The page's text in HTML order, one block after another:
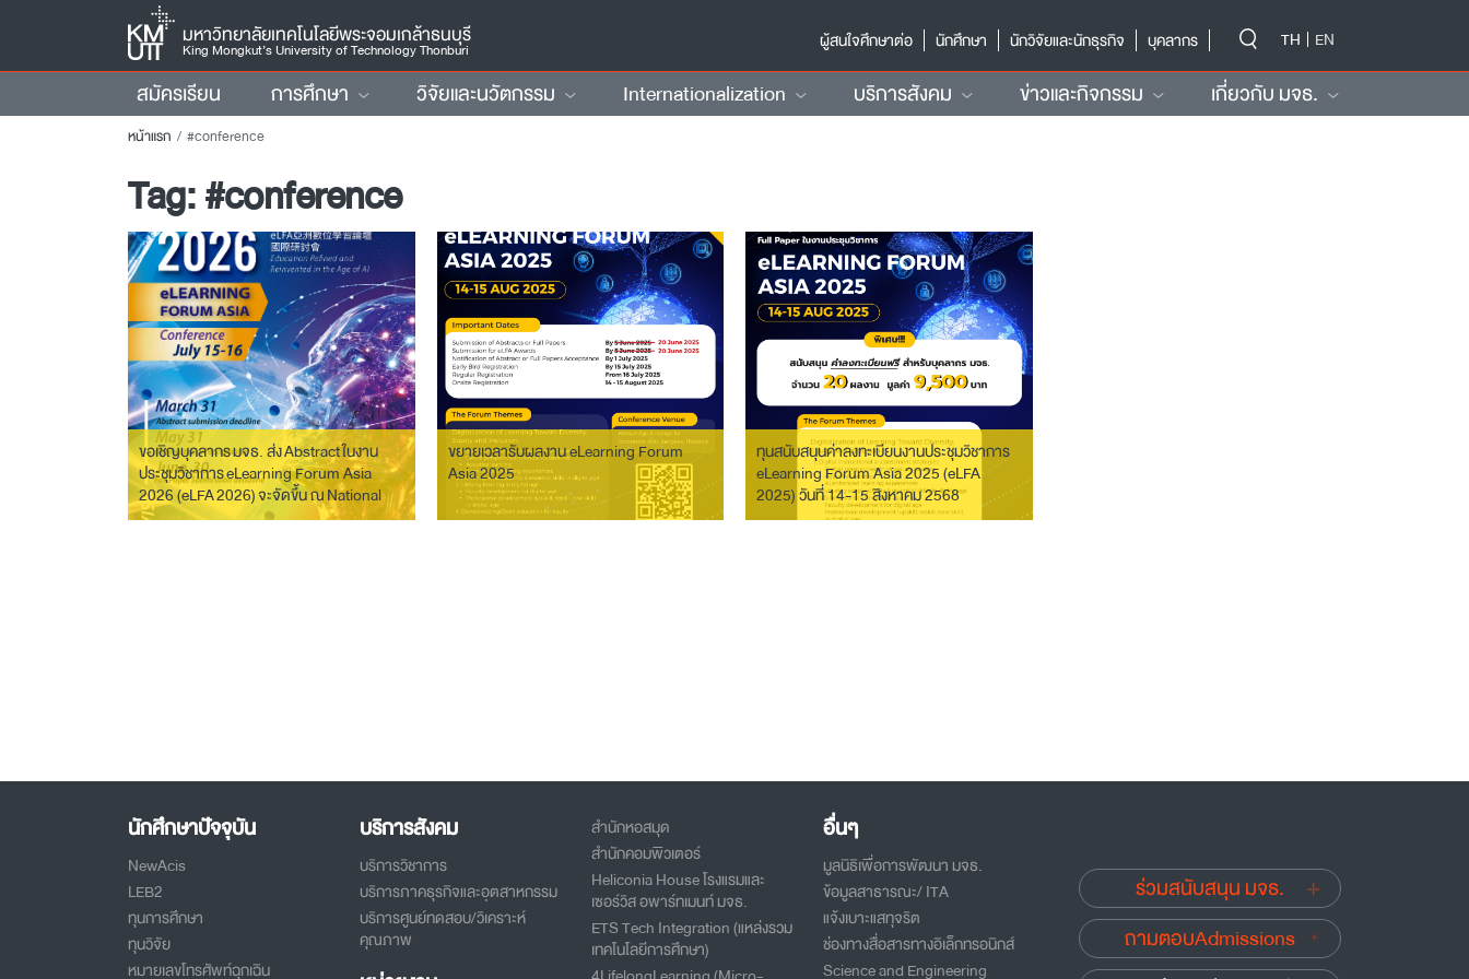
มหาวิทยาลัยเทคโนโลยีพระจอมเกล้าธนบุรี
King Mongkut’s University of Technology Thonburi
ผู้สนใจศึกษาต่อ
นักศึกษา นักวิจัยและนักธุรกิจ บุคลากร TH EN
สมัครเรียน การศึกษา วิจัยและนวัตกรรม Internationalization บริการสังคม ข่าวและกิจกรรม เกี่ยวกับ มจธ.
หน้าแรก #conference
Tag:#conference
ขอเชิญบุคลากร มจธ. ส่ง Abstract ในงาน
ประชุมวิชาการ eLearning Forum Asia
2026 (eLFA 2026) จะจัดขึ้น ณ National
Taipei University of Business ระหว่างวัน
ขยายเวลารับผลงาน eLearning Forum
Asia 2025
ทุนสนับสนุนค่าลงทะเบียนงานประชุมวิชาการ
eLearning Forum Asia 2025 (eLFA
2025) วันที่ 14-15 สิงหาคม 2568
นักศึกษาปัจจุบัน
NewAcis
LEB2
ทุนการศึกษา
ทุนวิจัย
หมายเลขโทรศัพท์ฉุกเฉิน
บริการสังคม
บริการวิชาการ
บริการภาคธุรกิจและอุตสาหกรรม
บริการศูนย์ทดสอบ/วิเคราะห์
คุณภาพ
สำนักหอสมุด
สำนักคอมพิวเตอร์
Heliconia House โรงแรมและ
เซอร์วิส อพาร์ทเมนท์ มจธ.
ETS Tech Integration (แหล่งรวม
เทคโนโลยีการศึกษา)
อื่นๆ
มูลนิธิเพื่อการพัฒนา มจธ.
ข้อมูลสาธารณะ/ ITA
แจ้งเบาะแสทุจริต
ช่องทางสื่อสารทางอิเล็กทรอนิกส์
Science and Engineering
ร่วมสนับสนุน มจธ.
ถามตอบAdmissions